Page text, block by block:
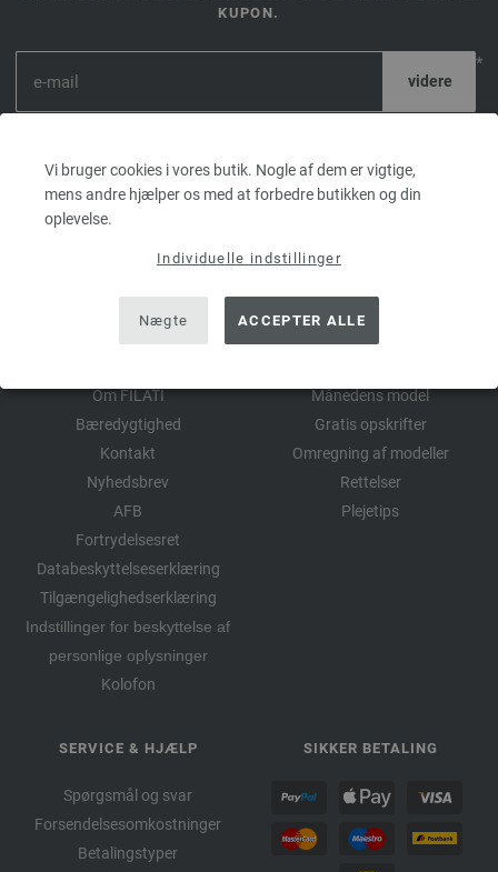
Vi bruger cookies i vores butik. Nogle af dem er vigtige,
mens andre hjælper os med at forbedre butikken og din
oplevelse.
Individuelle indstillinger
Nægte ACCEPTER ALLE
KUPON.
*
dage. Mindste ordreværdi 45,- €. For førstegangstilmeldinger.
Der kan kun indløses én kupon pr. kunde og ordre.
STORE FILATI
Om FILATI
Bæredygtighed
Kontakt
Nyhedsbrev
AFB
Fortrydelsesret
Databeskyttelseserklæring
Tilgængelighedserklæring
Indstillinger for beskyttelse af
personlige oplysninger
Kolofon
ALT OM STRIKNING
Månedens model
Gratis opskrifter
Omregning af modeller
Rettelser
Plejetips
SERVICE & HJÆLP
Spørgsmål og svar
Forsendelsesomkostninger
Betalingstyper
SIKKER BETALING